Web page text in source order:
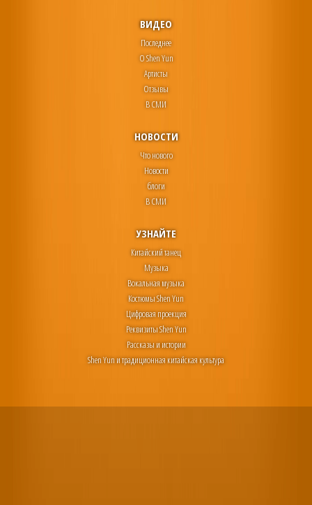
ВИДЕО
Последнее
О Shen Yun
Артисты
Отзывы
В СМИ
НОВОСТИ
Что нового
Новости
блоги
В СМИ
УЗНАЙТЕ
Китайский танец
Музыка
Вокальная музыка
Костюмы Shen Yun
Цифровая проекция
Реквизиты Shen Yun
Рассказы и истории
Shen Yun и традиционная китайская культура